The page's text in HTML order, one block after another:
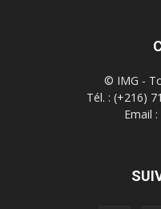
© IMG -
Tél. : (+216)
Email